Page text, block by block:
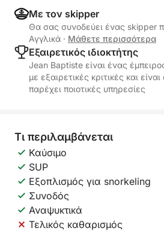
Με τον skipper
Θα σας συνοδεύει ένας skipper
Αγγλικά · Μάθετε περισσότερα
Εξαιρετικός ιδιοκτήτης
Jean Baptiste είναι ένας
με εξαιρετικές κριτικές και
παρέχει ποιοτικές υπηρεσίες
Τι περιλαμβάνεται
Καύσιμο
SUP
Εξοπλισμός για snorkeling
Συνοδός
Αναψυκτικά
Τελικός καθαρισμός